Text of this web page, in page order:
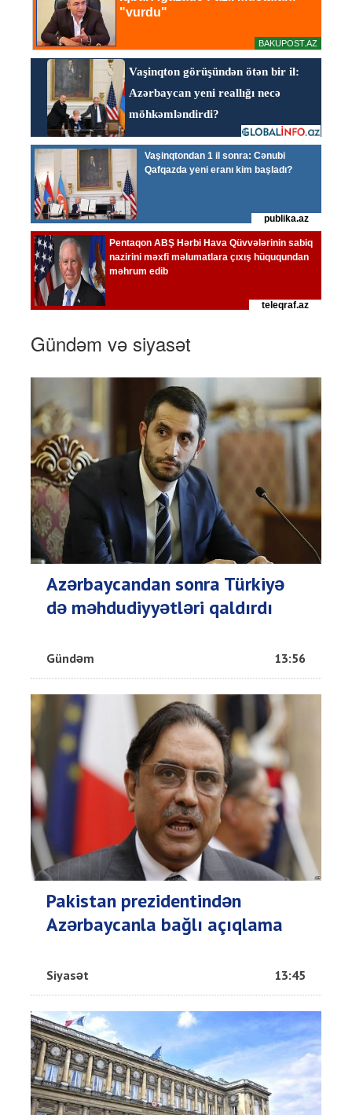
Gündəm və siyasət
Azərbaycandan sonra Türkiyə
də məhdudiyyətləri qaldırdı
Gündəm 13:56
Pakistan prezidentindən
Azərbaycanla bağlı açıqlama
Siyasət 13:45